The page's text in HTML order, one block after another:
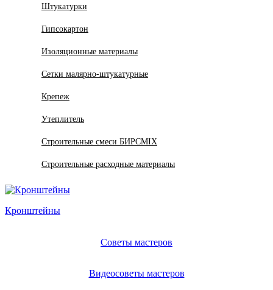
Штукатурки
Гипсокартон
Изоляционные материалы
Сетки малярно-штукатурные
Крепеж
Утеплитель
Строительные смеси БИРСMIX
Строительные расходные материалы
Кронштейны
Советы мастеров
Видеосоветы мастеров